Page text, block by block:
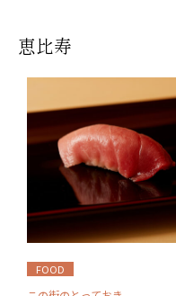
恵比寿
FOOD